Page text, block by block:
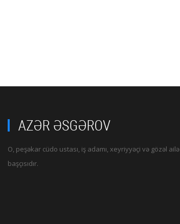
O, peşəkar cüdo ustası, iş adamı, xeyriyyəçi və gözəl ailə
başçısıdır.